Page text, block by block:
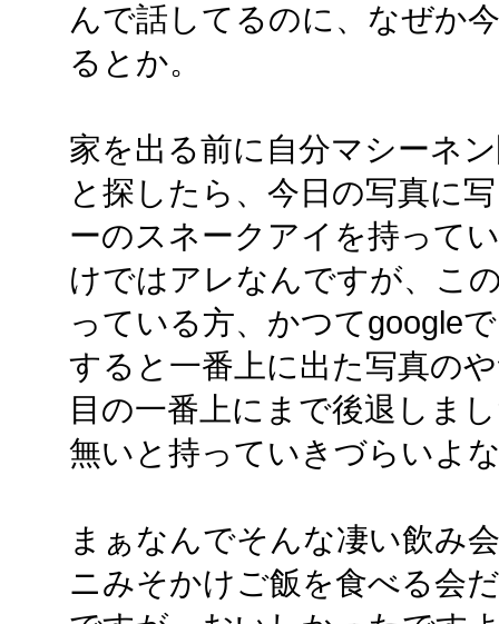
んで話してるのに、なぜか
るとか。
家を出る前に自分マシーネ
と探したら、今日の写真に
ーのスネークアイを持って
けではアレなんですが、こ
っている方、かつてgoogle
すると一番上に出た写真の
目の一番上にまで後退しま
無いと持っていきづらいよ
まぁなんでそんな凄い飲み
ニみそかけご飯を食べる会